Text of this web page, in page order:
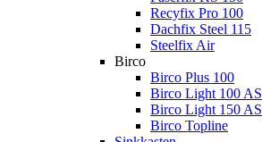
Recyfix Pro 100
Dachfix Steel 115
Steelfix Air
Birco
Birco Plus 100
Birco Light 100 AS
Birco Light 150 AS
Birco Topline